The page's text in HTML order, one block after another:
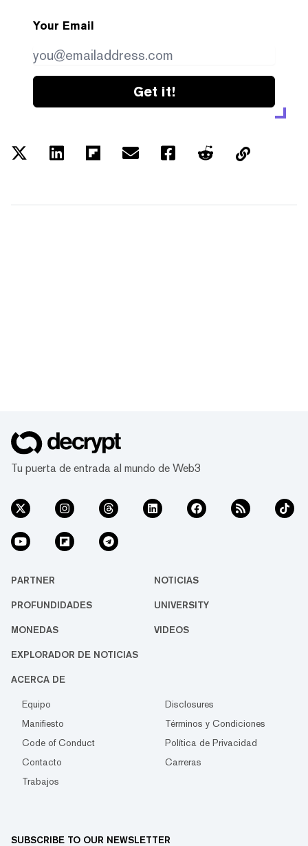
Your Email
Get it!
Tu puerta de entrada al mundo de Web3
PARTNER NOTICIAS
PROFUNDIDADES UNIVERSITY
MONEDAS VIDEOS
EXPLORADOR DE NOTICIAS
ACERCA DE
Equipo
Disclosures
Manifiesto
Términos y Condiciones
Code of Conduct
Política de Privacidad
Contacto
Carreras
Trabajos
SUBSCRIBE TO OUR NEWSLETTER